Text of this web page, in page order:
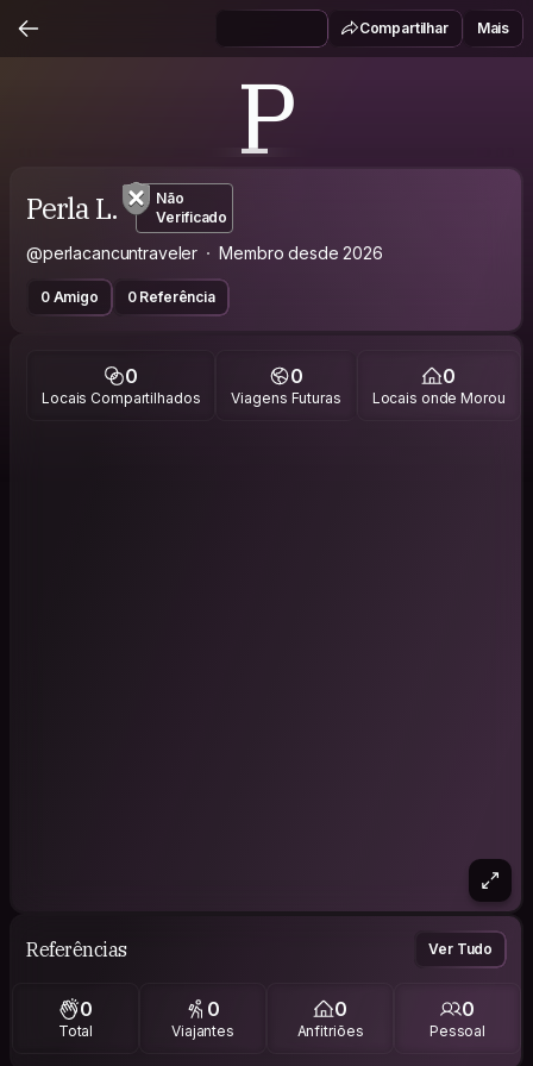
Compartilhar Mais
P
Perla L.
Não
Verificado
@perlacancuntraveler Membro desde 2026
0 Amigo 0 Referência
0
Locais Compartilhados
0
Viagens Futuras
0
Locais onde Morou
Referências Ver Tudo
0
Total
0
Viajantes
0
Anfitriões
0
Pessoal